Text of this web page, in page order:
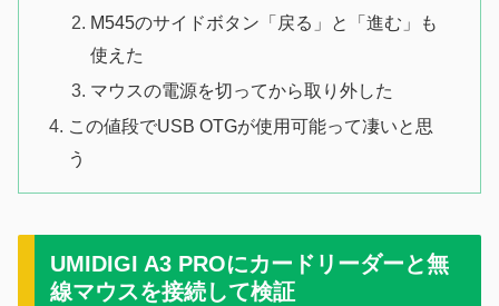
M545のサイドボタン「戻る」と「進む」も
使えた
マウスの電源を切ってから取り外した
この値段でUSB OTGが使用可能って凄いと思
う
UMIDIGI A3 PROにカードリーダーと無
線マウスを接続して検証